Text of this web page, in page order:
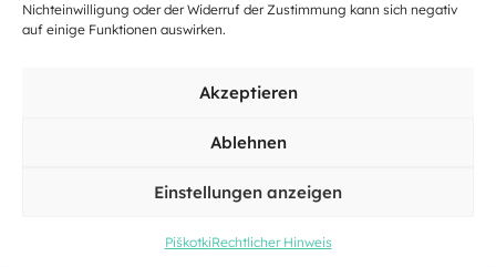
Nichteinwilligung oder der Widerruf der Zustimmung kann sich negativ
auf einige Funktionen auswirken.
Akzeptieren
Ablehnen
Einstellungen anzeigen
PiškotkiRechtlicher Hinweis
Gaststätte